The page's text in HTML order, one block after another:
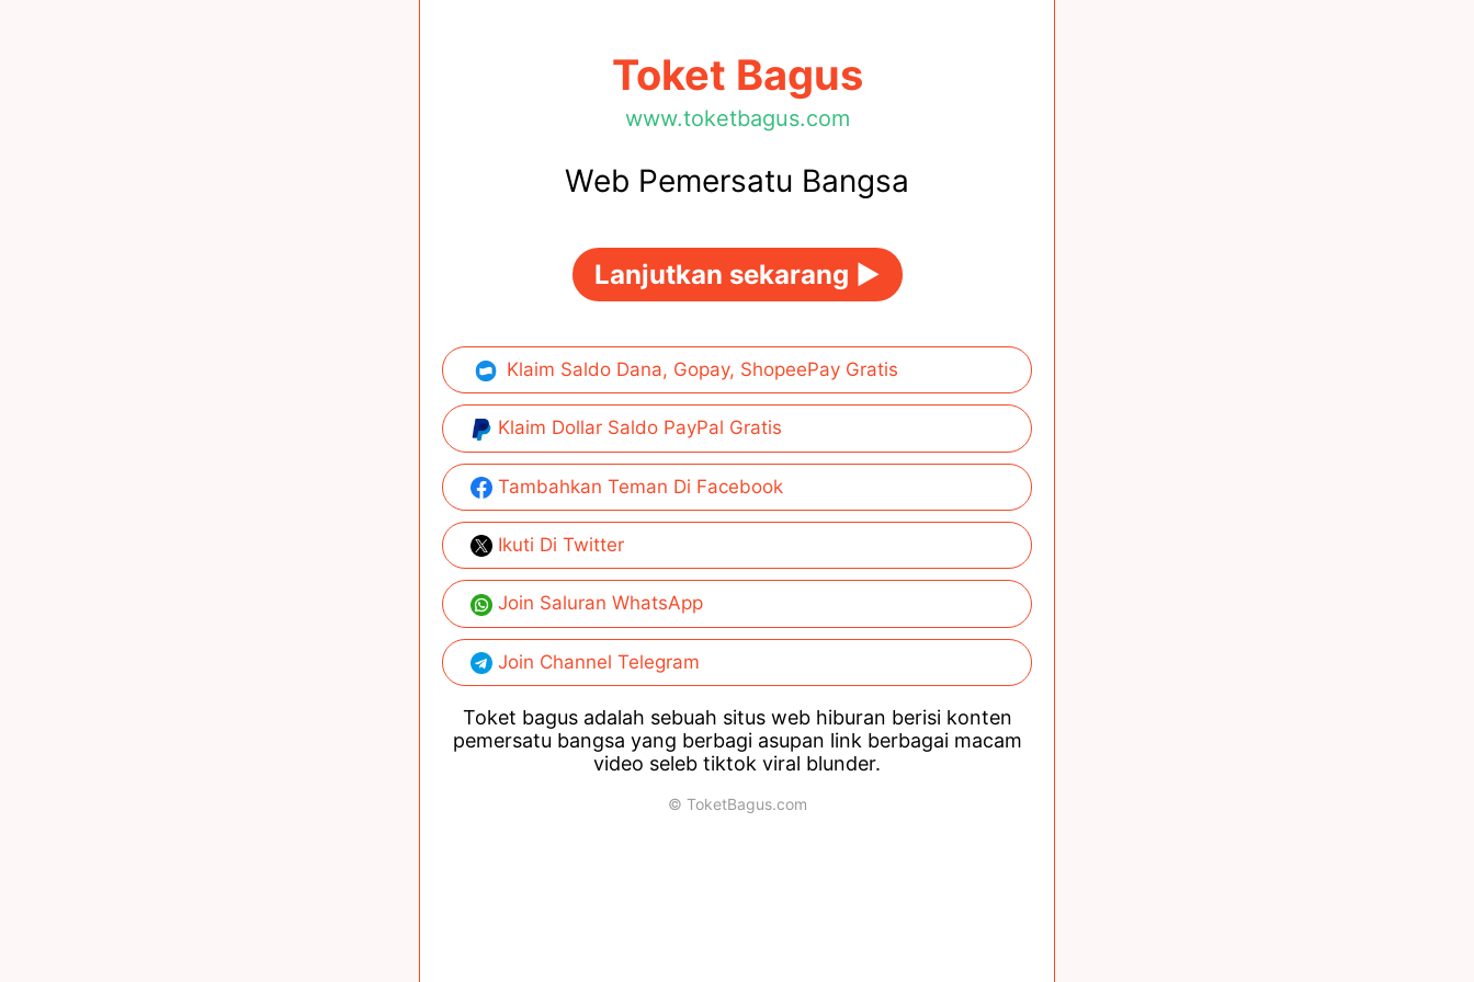
Toket Bagus
www.toketbagus.com
Web Pemersatu Bangsa
Lanjutkan sekarang ►
Klaim Saldo Dana, Gopay, ShopeePay Gratis
Klaim Dollar Saldo PayPal Gratis
Tambahkan Teman Di Facebook
Ikuti Di Twitter
Join Saluran WhatsApp
Join Channel Telegram
Toket bagus adalah sebuah situs web hiburan berisi konten
pemersatu bangsa yang berbagi asupan link berbagai macam
video seleb tiktok viral blunder.
© ToketBagus.com